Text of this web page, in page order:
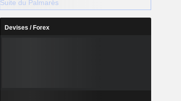
Suite du Palmarès
Devises / Forex